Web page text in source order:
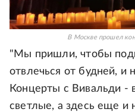
В Москве прошел
"Мы пришли, чтобы
отвлечься от будней, и
Концерты с Вивальди -
светлые, а здесь еще и